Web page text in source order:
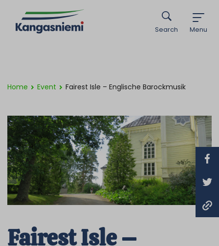
Menu
Search
Home Event Fairest Isle – Englische Barockmusik
Fairest Isle –